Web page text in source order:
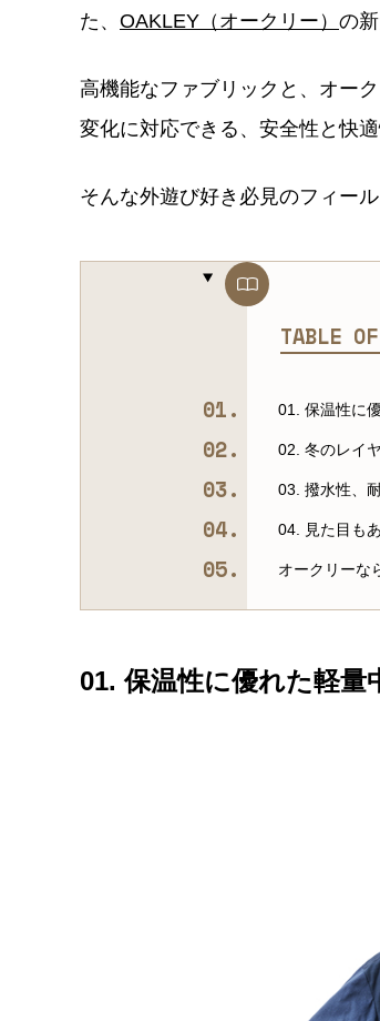
た、 OAKLEY（オークリー） の
高機能なファブリックと、オー
変化に対応できる、安全性と快
そんな外遊び好き必見のフィー
TABLE
01. 保温性に
02. 冬のレイ
03. 撥水性、
04. 見た目も
オークリーな
01. 保温性に優れた軽量